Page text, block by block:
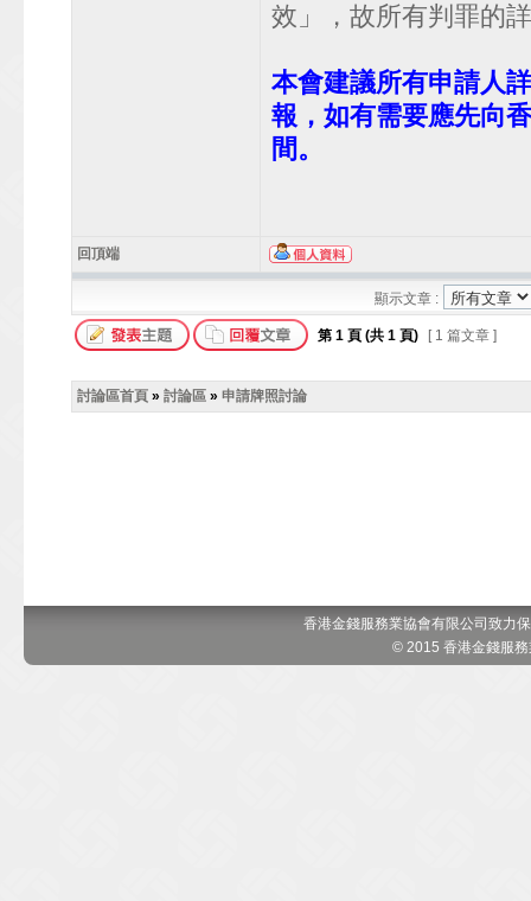
效」，故所有判罪的
本會建議所有申請人
報，如有需要應先向
間。
回頂端
顯示文章 :
第 1 頁 (共 1 頁) [ 1 篇文章 ]
討論區首頁 » 討論區 » 申請牌照討論
香港金錢服務業協會有限公司致力
© 2015 香港金錢服